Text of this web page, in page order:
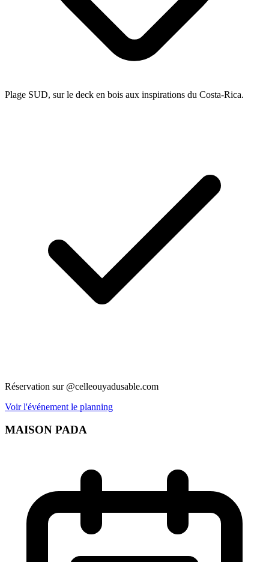
Plage SUD, sur le deck en bois aux inspirations du Costa-Rica.
Réservation sur @celleouyadusable.com
Voir l'événement le planning
MAISON PADA